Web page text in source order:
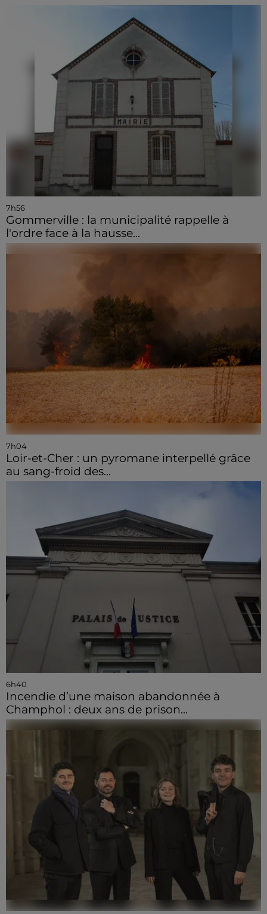
7h56
Gommerville : la municipalité rappelle à
l'ordre face à la hausse...
7h04
Loir-et-Cher : un pyromane interpellé grâce
au sang-froid des...
6h40
Incendie d’une maison abandonnée à
Champhol : deux ans de prison...